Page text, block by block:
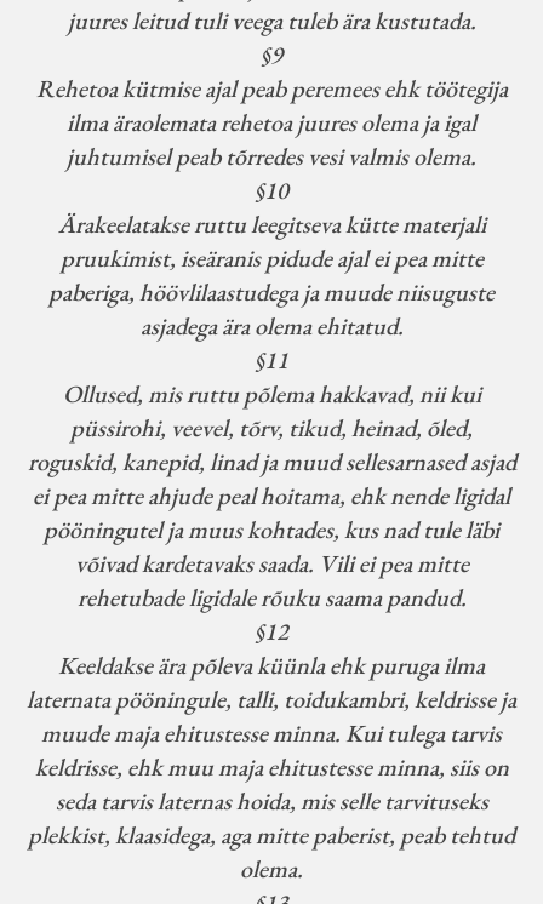
juures leitud tuli veega tuleb ära kustutada.
§9
Rehetoa kütmise ajal peab peremees ehk töötegija
ilma äraolemata rehetoa juures olema ja igal
juhtumisel peab tõrredes vesi valmis olema.
§10
Ärakeelatakse ruttu leegitseva kütte materjali
pruukimist, iseäranis pidude ajal ei pea mitte
paberiga, höövlilaastudega ja muude niisuguste
asjadega ära olema ehitatud.
§11
Ollused, mis ruttu põlema hakkavad, nii kui
püssirohi, veevel, tõrv, tikud, heinad, õled,
roguskid, kanepid, linad ja muud sellesarnased asjad
ei pea mitte ahjude peal hoitama, ehk nende ligidal
pööningutel ja muus kohtades, kus nad tule läbi
võivad kardetavaks saada. Vili ei pea mitte
rehetubade ligidale rõuku saama pandud.
§12
Keeldakse ära põleva küünla ehk puruga ilma
laternata pööningule, talli, toidukambri, keldrisse ja
muude maja ehitustesse minna. Kui tulega tarvis
keldrisse, ehk muu maja ehitustesse minna, siis on
seda tarvis laternas hoida, mis selle tarvituseks
plekkist, klaasidega, aga mitte paberist, peab tehtud
olema.